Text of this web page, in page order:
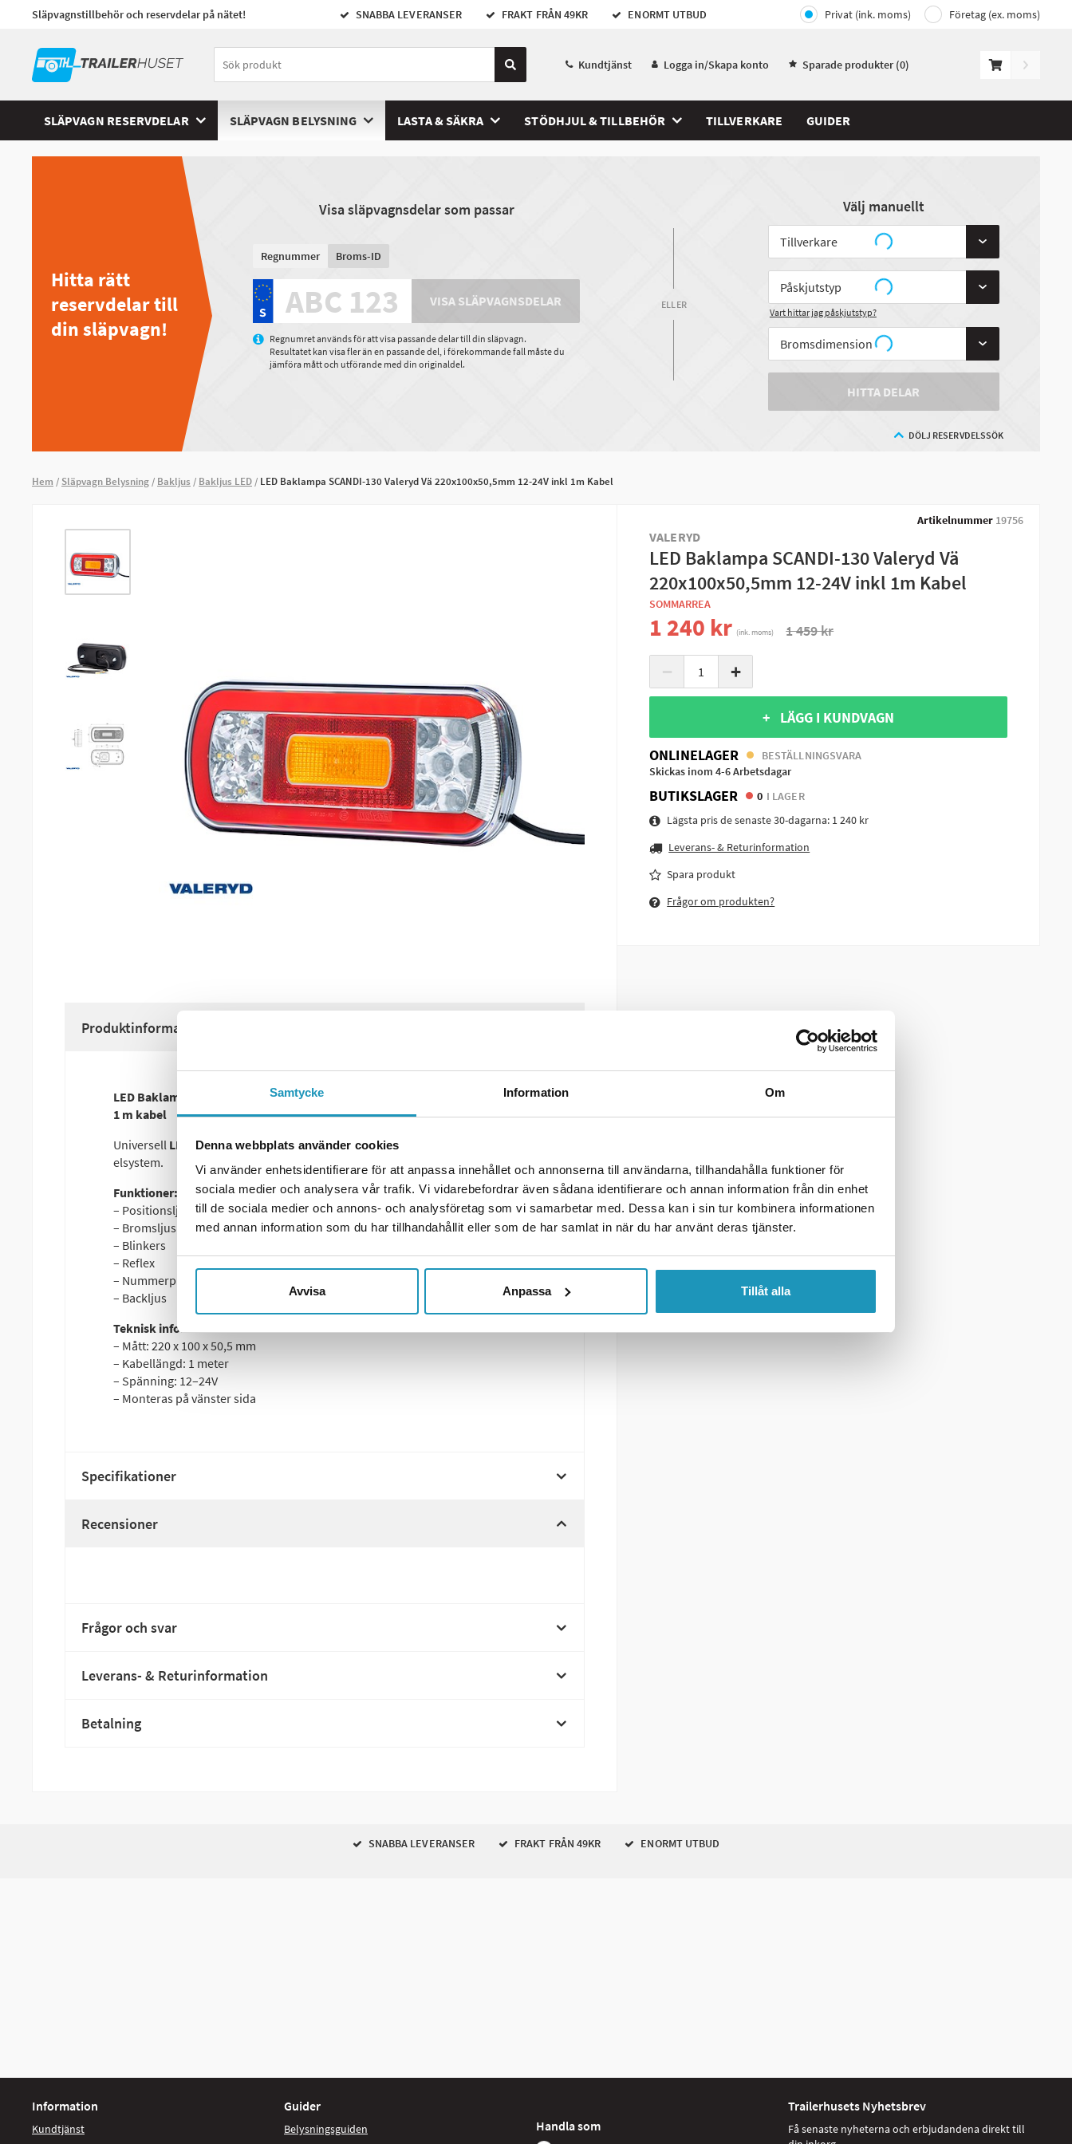
Samtycke Information Om
Denna webbplats använder cookies
Vi använder enhetsidentifierare för att anpassa innehållet och annonserna till användarna, tillhandahålla funktioner för
sociala medier och analysera vår trafik. Vi vidarebefordrar även sådana identifierare och annan information från din enhet
till de sociala medier och annons- och analysföretag som vi samarbetar med. Dessa kan i sin tur kombinera informationen
med annan information som du har tillhandahållit eller som de har samlat in när du har använt deras tjänster.
Avvisa Anpassa Tillåt alla
Släpvagnstillbehör och reservdelar på nätet! SNABBA LEVERANSER FRAKT FRÅN 49KR ENORMT UTBUD Privat (ink. moms) Företag (ex. moms)
Kundtjänst Logga in/Skapa konto Sparade produkter (0)
SLÄPVAGN RESERVDELAR SLÄPVAGN BELYSNING LASTA & SÄKRA STÖDHJUL & TILLBEHÖR TILLVERKARE GUIDER
Hitta rätt
reservdelar till
din släpvagn!
Visa släpvagnsdelar som passar
Regnummer Broms-ID
VISA SLÄPVAGNSDELAR
Regnumret används för att visa passande delar till din släpvagn.
Resultatet kan visa fler än en passande del, i förekommande fall måste du
jämföra mått och utförande med din originaldel.
ELLER
Välj manuellt
Vart hittar jag påskjutstyp?
HITTA DELAR
DÖLJ RESERVDELSSÖK
Hem Släpvagn Belysning Bakljus Bakljus LED LED Baklampa SCANDI-130 Valeryd Vä 220x100x50,5mm 12-24V inkl 1m Kabel
Artikelnummer 19756
VALERYD
LED Baklampa SCANDI-130 Valeryd Vä
220x100x50,5mm 12-24V inkl 1m Kabel
SOMMARREA
1 240 kr (ink. moms) 1 459 kr
− +
+ LÄGG I KUNDVAGN
ONLINELAGER
BESTÄLLNINGSVARA
Skickas inom 4-6 Arbetsdagar
BUTIKSLAGER 0 I LAGER
Lägsta pris de senaste 30-dagarna: 1 240 kr
Leverans- & Returinformation
Spara produkt
Frågor om produkten?
Produktinformation
LED Baklampa SCANDI-130 Valeryd Vänster – 220x100x50,5 mm, 12–24V, med
1 m kabel
Universell LED-baklampaför vänster sida, kompatibel med både 12V och 24V
elsystem.
Funktioner:
– Positionsljus
– Bromsljus
– Blinkers
– Reflex
– Nummerplåtsbelysning
– Backljus
Teknisk information:
– Mått: 220 x 100 x 50,5 mm
– Kabellängd: 1 meter
– Spänning: 12–24V
– Monteras på vänster sida
Specifikationer
Recensioner
Frågor och svar
Leverans- & Returinformation
Betalning
SNABBA LEVERANSER FRAKT FRÅN 49KR ENORMT UTBUD
Information
Kundtjänst
Guider
Belysningsguiden Handla som
Trailerhusets Nyhetsbrev
Få senaste nyheterna och erbjudandena direkt till